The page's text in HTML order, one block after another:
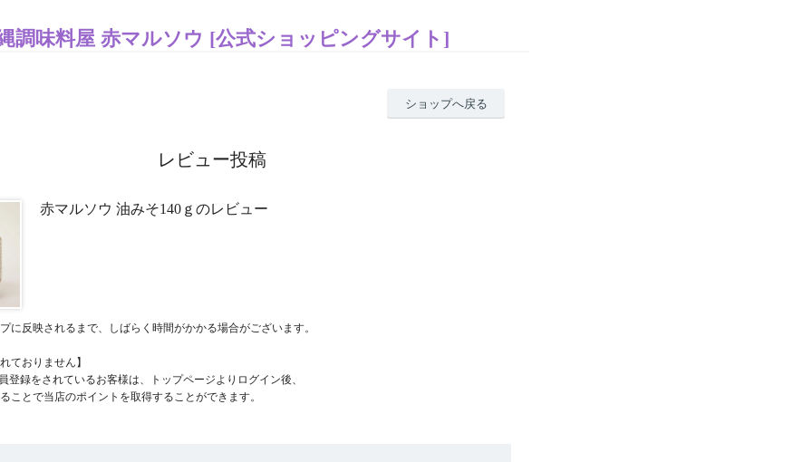
調味料屋 赤マルソウ [公式ショッピングサイト]
ショップへ戻る
レビュー投稿
赤マルソウ 油みそ140ｇのレビュー
に反映されるまで、しばらく時間がかかる場合がございます。
ておりません】
登録をされているお客様は、トップページよりログイン後、
ことで当店のポイントを取得することができます。